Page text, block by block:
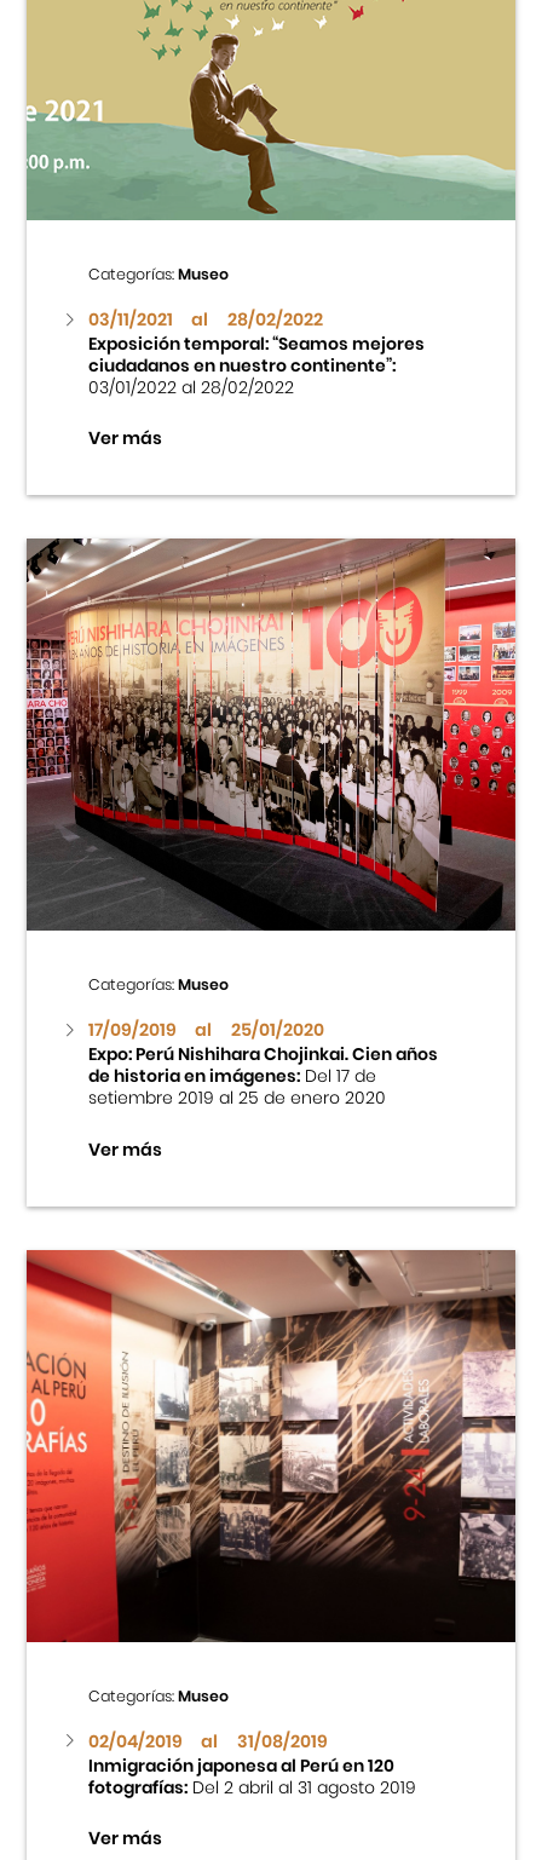
Museo de la Inmigración Japonesa
Fondo Editorial
Teatro Peruano Japonés
Categorías:Museo
03/11/2021 al
28/02/2022
Exposición temporal: “Seamos mejores
ciudadanos en nuestro continente”:
03/01/2022 al 28/02/2022
Ver más
Categorías:Museo
17/09/2019 al
25/01/2020
Expo: Perú Nishihara Chojinkai. Cien años
de historia en imágenes:Del 17 de
setiembre 2019 al 25 de enero 2020
Ver más
Categorías:Museo
02/04/2019 al
31/08/2019
Inmigración japonesa al Perú en 120
fotografías:Del 2 abril al 31 agosto 2019
Ver más